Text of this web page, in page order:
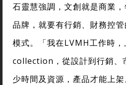
石靈慧強調，文創就是商業
品牌，就要有行銷、財務控
模式。「我在LVMH工作時，
collection，從設計到行銷、
少時間及資源，產品才能上架